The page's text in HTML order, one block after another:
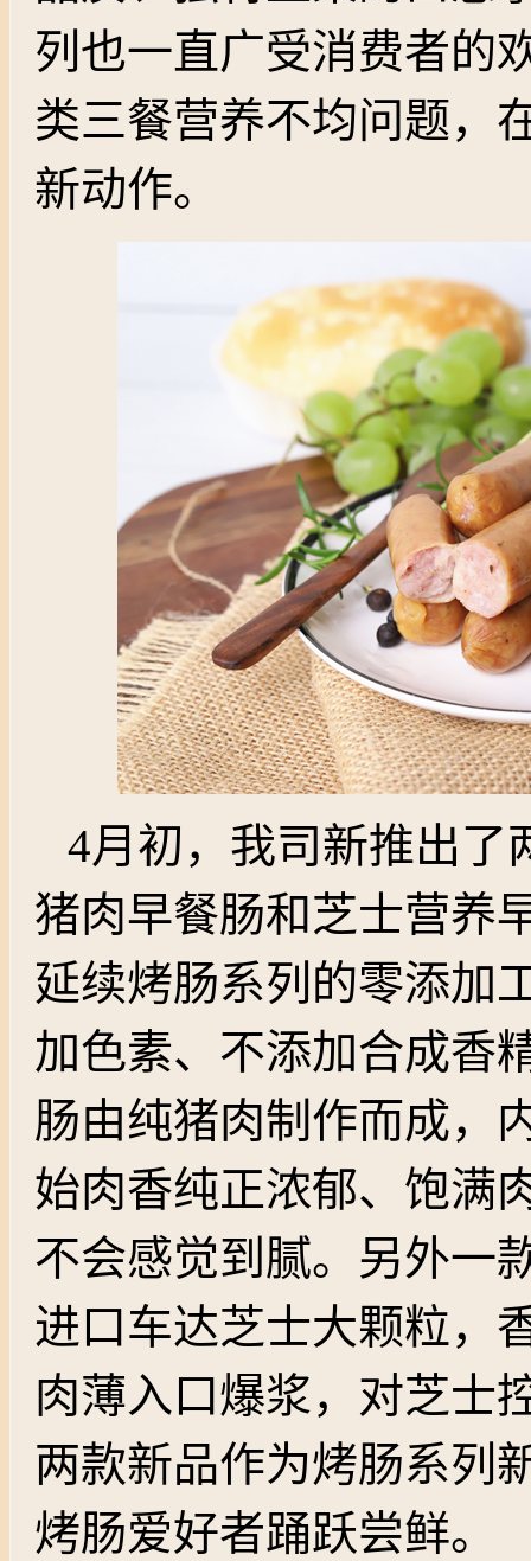
列也一直广受消费者的
类三餐营养不均问题，
新动作。
4月初，我司新推出
猪肉早餐肠和芝士营养
延续烤肠系列的零添加
加色素、不添加合成香
肠由纯猪肉制作而成，
始肉香纯正浓郁、饱满
不会感觉到腻。另外一
进口车达芝士大颗粒，
肉薄入口爆浆，对芝士
两款新品作为烤肠系列
烤肠爱好者踊跃尝鲜。